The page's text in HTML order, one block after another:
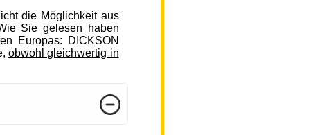
die Möglichkeit aus
Sie gelesen haben
Europas: DICKSON
obwohl gleichwertig in